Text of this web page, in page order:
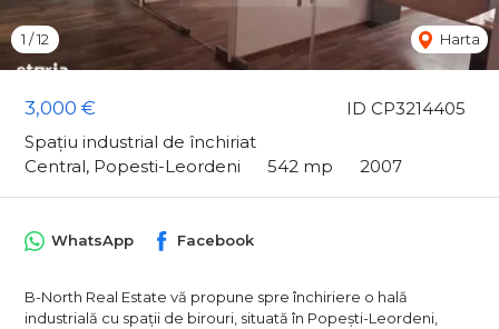
ID CP3214405
3,000 €
Spațiu industrial de închiriat
Central, Popesti-Leordeni
542 mp 2007
1 /12 Harta
WhatsApp Facebook
B-North Real Estate vă propune spre închiriere o hală
industrială cu spații de birouri, situată în Popești-Leordeni,